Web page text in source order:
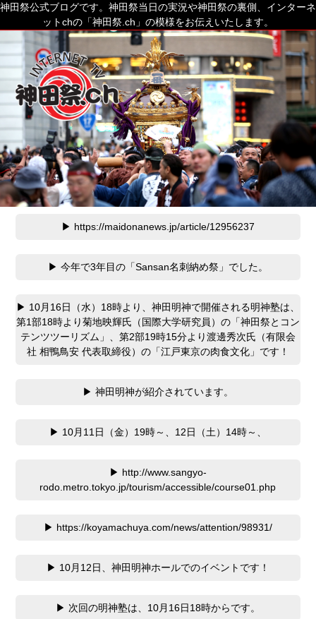
神田祭公式ブログです。神田祭当日の実況や神田祭の裏側、インターネ
ットchの「神田祭.ch」の模様をお伝えいたします。
▶ https://maidonanews.jp/article/12956237
▶ 今年で3年目の「Sansan名刺納め祭」でした。
▶ 10月16日（水）18時より、神田明神で開催される明神塾は、
第1部18時より菊地映輝氏（国際大学研究員）の「神田祭とコン
テンツツーリズム」、第2部19時15分より渡邊秀次氏（有限会
社 相鴨鳥安 代表取締役）の「江戸東京の肉食文化」です！
▶ 神田明神が紹介されています。
▶ 10月11日（金）19時～、12日（土）14時～、
▶ http://www.sangyo-
rodo.metro.tokyo.jp/tourism/accessible/course01.php
▶ https://koyamachuya.com/news/attention/98931/
▶ 10月12日、神田明神ホールでのイベントです！
▶ 次回の明神塾は、10月16日18時からです。